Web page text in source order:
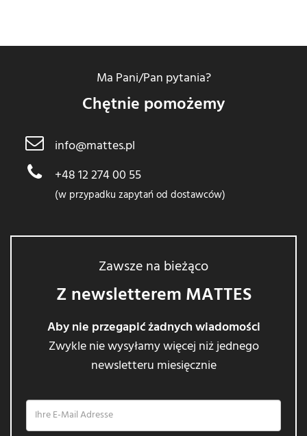
Ma Pani/Pan pytania?
Chętnie pomożemy
info@mattes.pl
+48 12 274 00 55
(w przypadku zapytań od dostawców)
Zawsze na bieżąco
Z newsletterem MATTES
Aby nie przegapić żadnych wiadomości
Zwykle nie wysyłamy więcej niż jednego
newsletteru miesięcznie
Ihre
Mail